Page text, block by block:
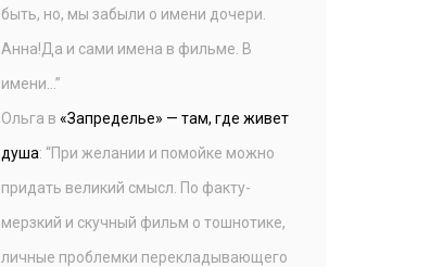
быть, но, мы забыли о имени дочери.
Анна!Да и сами имена в фильме. В
имени… ”
Ольга в «Запределье» — там, где живет
душа: “При желании и помойке можно
придать великий смысл. По факту-
мерзкий и скучный фильм о тошнотике,
личные проблемки перекладывающего